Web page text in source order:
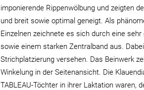
imponierende Rippenwölbung und zeigten
und breit sowie optimal geneigt. Als
Einzelnen zeichnete es sich durch eine
sowie einem starken Zentralband aus.
Strichplatzierung versehen. Das Beinwerk
Winkelung in der Seitenansicht. Die
TABLEAU-Töchter in ihrer Laktation waren,